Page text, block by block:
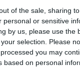
of the sale, sharing
personal or sensitive
by us, please use the
selection. Please
you may
based on personal
αναλαμβάνει
και Chief Scientist
ΠΡΟΣΩΠΑ